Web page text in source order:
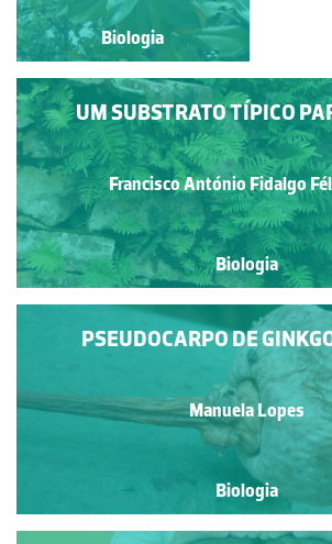
Biologia
UM SUBSTRATO TÍPICO
Francisco António Fidalgo
Biologia
PSEUDOCARPO DE
Manuela Lopes
Biologia
Biologia